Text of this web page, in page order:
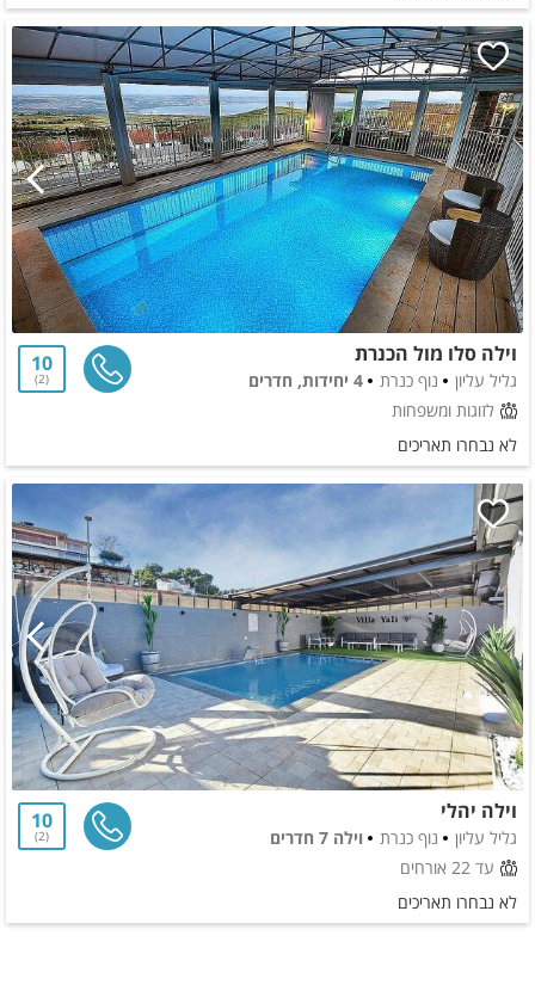
וילה סלו מול הכנרת
גליל עליון נוף כנרת
4 יחידות, חדרים
לזוגות ומשפחות
10
2
לא נבחרו תאריכים
וילה יהלי
גליל עליון נוף כנרת
וילה 7 חדרים
עד 22 אורחים
10
2
לא נבחרו תאריכים